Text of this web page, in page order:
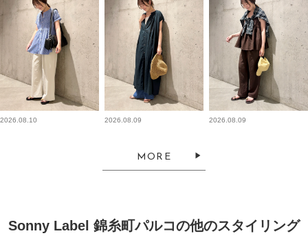
2026.08.10 2026.08.09 2026.08.09
MORE
Sonny Label 錦糸町パルコの他のスタイリング